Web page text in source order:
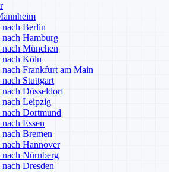
Berlin
Hamburg
München
Köln
Frankfurt am Main
Stuttgart
Düsseldorf
Leipzig
Dortmund
Essen
Bremen
Hannover
Nürnberg
Dresden